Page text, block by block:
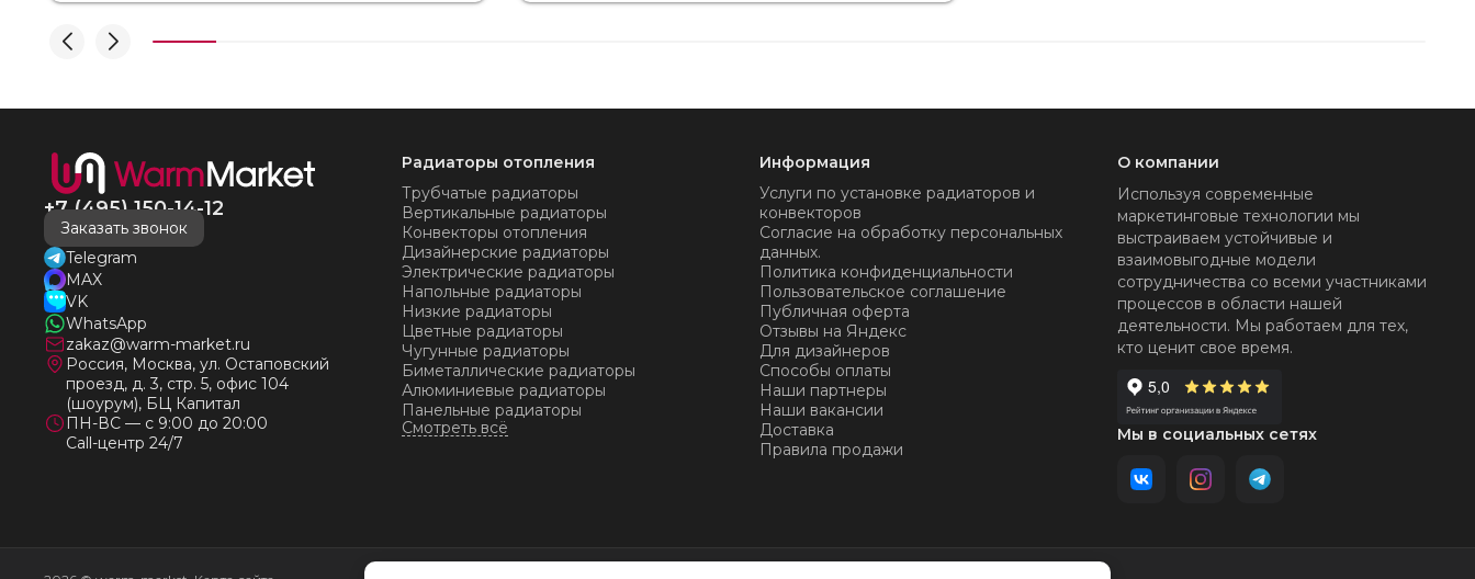
удовольствие от взаимодействия с ней. Вот это я
рекомендовать не задумываясь! И надеюсь наши
много-много лет) СПАСИБО!!!!
+7 (495) 150-14-12
Заказать звонок
Telegram
MAX
VK
WhatsApp
zakaz@warm-market.ru
Россия, Москва, ул. Остаповский
проезд, д. 3, стр. 5, офис 104
(шоурум), БЦ Капитал
ПН-ВС — с 9:00 до 20:00
Call-центр 24/7
Радиаторы отопления
Трубчатые радиаторы
Вертикальные радиаторы
Конвекторы отопления
Дизайнерские радиаторы
Электрические радиаторы
Напольные радиаторы
Низкие радиаторы
Цветные радиаторы
Чугунные радиаторы
Биметаллические радиаторы
Алюминиевые радиаторы
Панельные радиаторы
Информация
Услуги по установке радиаторов и
конвекторов
Согласие на обработку персональных
данных.
Политика конфиденциальности
Пользовательское соглашение
Публичная оферта
Отзывы на Яндекс
Для дизайнеров
Способы оплаты
Наши партнеры
Наши вакансии
Доставка
Правила продажи
О компании
Используя современные
маркетинговые технологии мы
выстраиваем устойчивые и
взаимовыгодные модели
сотрудничества со всеми участниками
процессов в области нашей
деятельности. Мы работаем для тех,
кто ценит свое время.
Мы в социальных сетях